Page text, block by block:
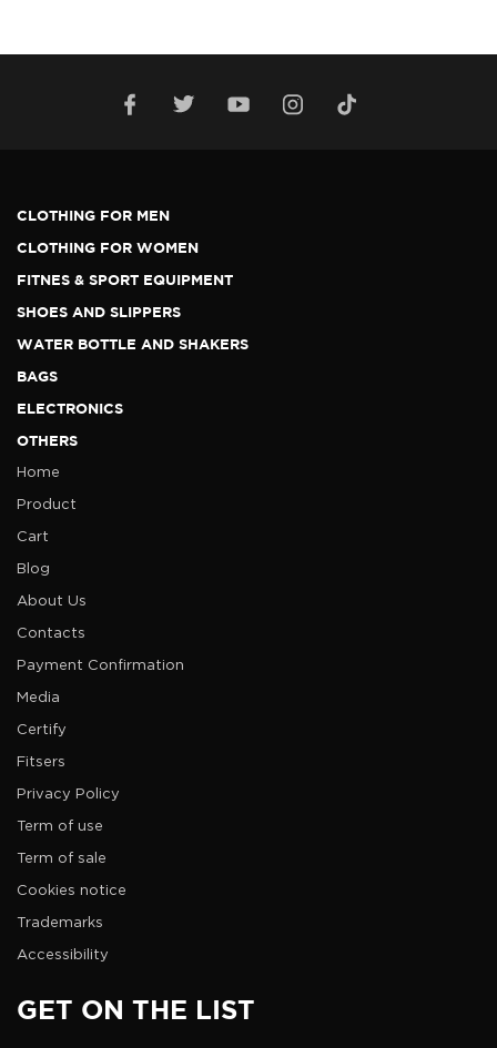
CLOTHING FOR MEN
CLOTHING FOR WOMEN
FITNES & SPORT EQUIPMENT
SHOES AND SLIPPERS
WATER BOTTLE AND SHAKERS
BAGS
ELECTRONICS
OTHERS
Home
Product
Cart
Blog
About Us
Contacts
Payment Confirmation
Media
Certify
Fitsers
Privacy Policy
Term of use
Term of sale
Cookies notice
Trademarks
Accessibility
GET ON THE LIST